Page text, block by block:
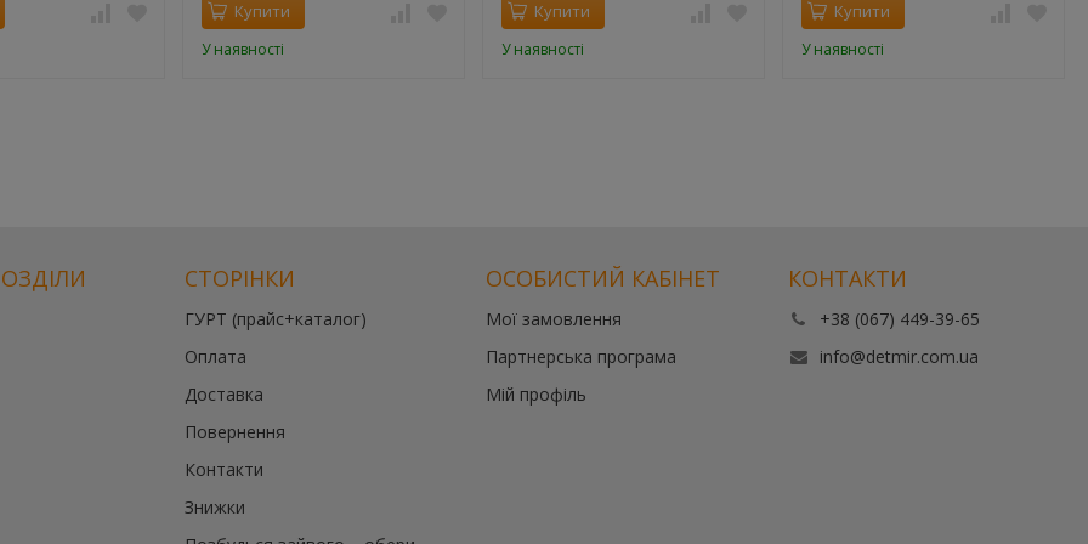
Купити
У наявності
Купити
У наявності
Купити
У наявності
СТОРІНКИ
ГУРТ (прайс+каталог)
Оплата
Доставка
Повернення
Контакти
Знижки
ОСОБИСТИЙ КАБІНЕТ
Мої замовлення
Партнерська програма
Мій профіль
КОНТАКТИ
+38 (067) 449-39-65
info@detmir.com.ua